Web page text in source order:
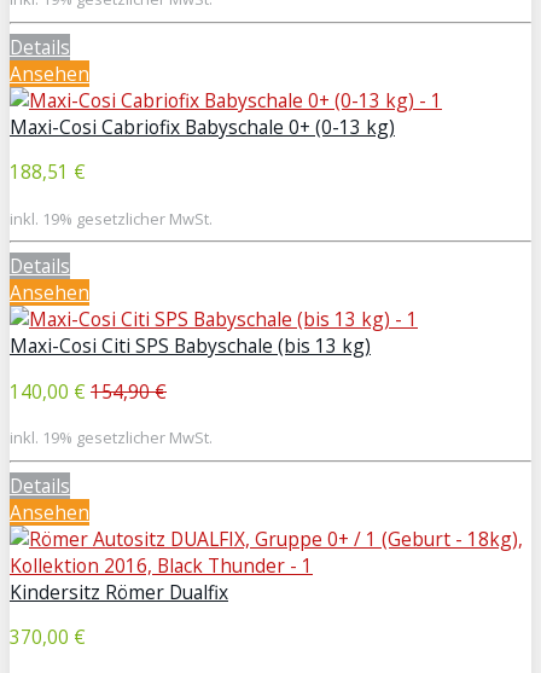
Details
Ansehen
Maxi-Cosi Cabriofix Babyschale 0+ (0-13 kg)
188,51 €
inkl. 19% gesetzlicher MwSt.
Details
Ansehen
Maxi-Cosi Citi SPS Babyschale (bis 13 kg)
140,00 € 154,90 €
inkl. 19% gesetzlicher MwSt.
Details
Ansehen
Kindersitz Römer Dualfix
370,00 €